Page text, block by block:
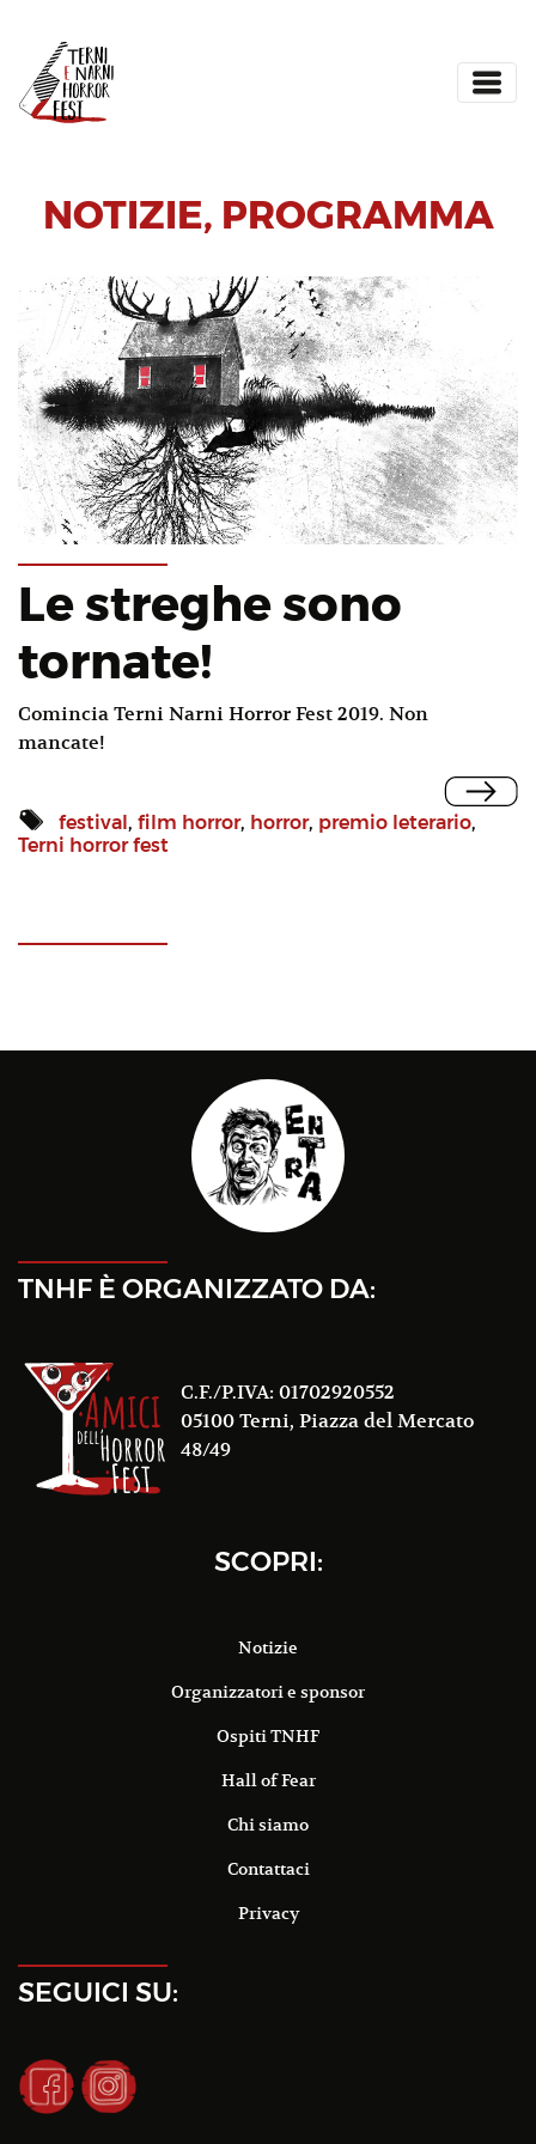
NOTIZIE, PROGRAMMA
Le streghe sono
tornate!
Comincia Terni Narni Horror Fest 2019. Non
mancate!
festival , film horror, horror, premio leterario,
Terni horror fest
TNHF È ORGANIZZATO DA:
C.F./P.IVA: 01702920552
05100 Terni, Piazza del Mercato
48/49
SCOPRI:
Notizie
Organizzatori e sponsor
Ospiti TNHF
Hall of Fear
Chi siamo
Contattaci
Privacy
SEGUICI SU: